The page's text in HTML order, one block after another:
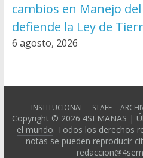
cambios en Manejo
defiende la Ley de
6 agosto, 2026
INSTITUCIONAL STAFF
Copyright © 2026 4SEMANAS |
el mundo. Todos los derechos
notas se pueden reproducir